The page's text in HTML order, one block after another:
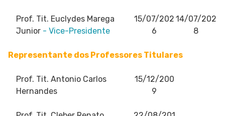
Prof. Tit. Euclydes Marega
Junior - Vice-Presidente
15/07/202
6
14/07/202
8
Representante dos Professores Titulares
Prof. Tit. Antonio Carlos
Hernandes
15/12/200
9